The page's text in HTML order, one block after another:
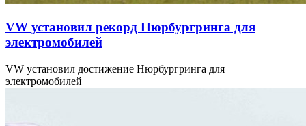
VW установил рекорд Нюрбургринга для
электромобилей
VW установил достижение Нюрбургринга для
электромобилей